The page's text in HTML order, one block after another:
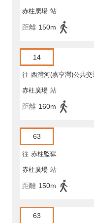
赤柱廣場 站
距離 150m
14
往 西灣河(嘉亨灣)公共
赤柱廣場 站
距離 160m
63
往 赤柱監獄
赤柱廣場 站
距離 150m
63